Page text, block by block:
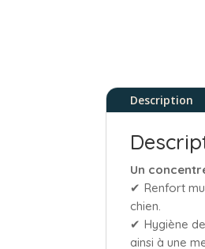
Description
Un
✔ Renfort
chien.
✔ Hygiène
ainsi à une